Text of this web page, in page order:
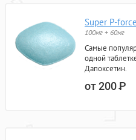
Super P-force
100мг + 60мг
Самые
одной
Дапоксетин.
от 200Р